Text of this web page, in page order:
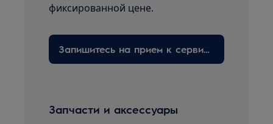
фиксированной цене.
Запишитесь на прием к сервисному технику здесь
Запчасти и аксессуары